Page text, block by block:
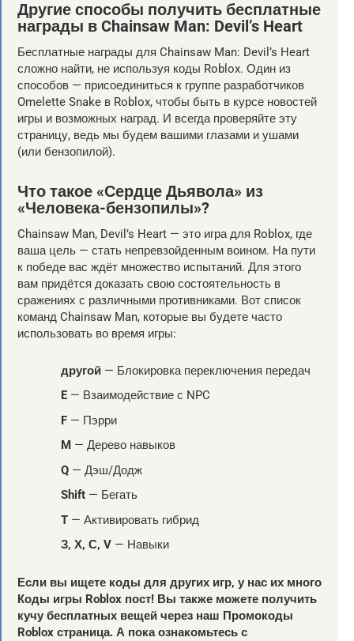
Другие способы получить бесплатные
награды в Chainsaw Man: Devil’s Heart
Бесплатные награды для Chainsaw Man: Devil’s Heart
сложно найти, не используя коды Roblox. Один из
способов — присоединиться к группе разработчиков
Omelette Snake в Roblox, чтобы быть в курсе новостей
игры и возможных наград. И всегда проверяйте эту
страницу, ведь мы будем вашими глазами и ушами
(или бензопилой).
Что такое «Сердце Дьявола» из
«Человека-бензопилы»?
Chainsaw Man, Devil’s Heart — это игра для Roblox, где
ваша цель — стать непревзойденным воином. На пути
к победе вас ждёт множество испытаний. Для этого
вам придётся доказать свою состоятельность в
сражениях с различными противниками. Вот список
команд Chainsaw Man, которые вы будете часто
использовать во время игры:
другой — Блокировка переключения передач
E — Взаимодействие с NPC
F — Пэрри
M — Дерево навыков
Q — Дэш/Додж
Shift — Бегать
T — Активировать гибрид
З, Х, С, V — Навыки
Если вы ищете коды для других игр, у нас их много
Коды игры Roblox пост! Вы также можете получить
кучу бесплатных вещей через наш Промокоды
Roblox страница. А пока ознакомьтесь с